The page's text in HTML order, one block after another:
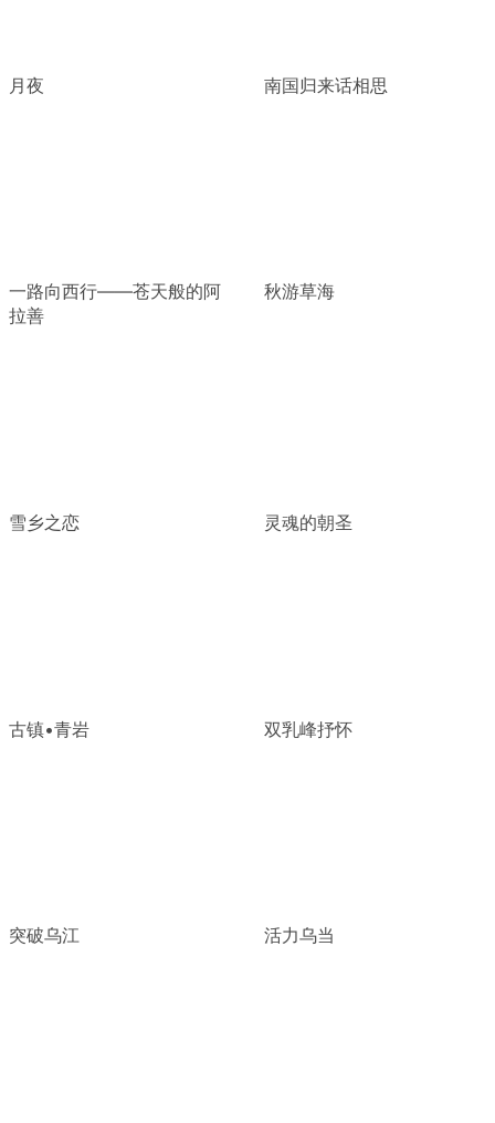
月夜 南国归来话相思
一路向西行——苍天般的阿
拉善
秋游草海
雪乡之恋 灵魂的朝圣
古镇•青岩 双乳峰抒怀
突破乌江 活力乌当